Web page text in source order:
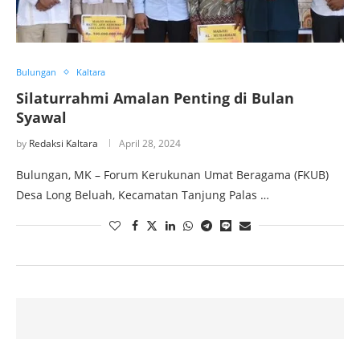
Bulungan Kaltara
Silaturrahmi Amalan Penting di Bulan
Syawal
by Redaksi Kaltara April 28, 2024
Bulungan, MK – Forum Kerukunan Umat Beragama (FKUB)
Desa Long Beluah, Kecamatan Tanjung Palas …